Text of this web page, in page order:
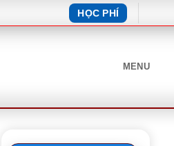
HỌC PHÍ
MENU